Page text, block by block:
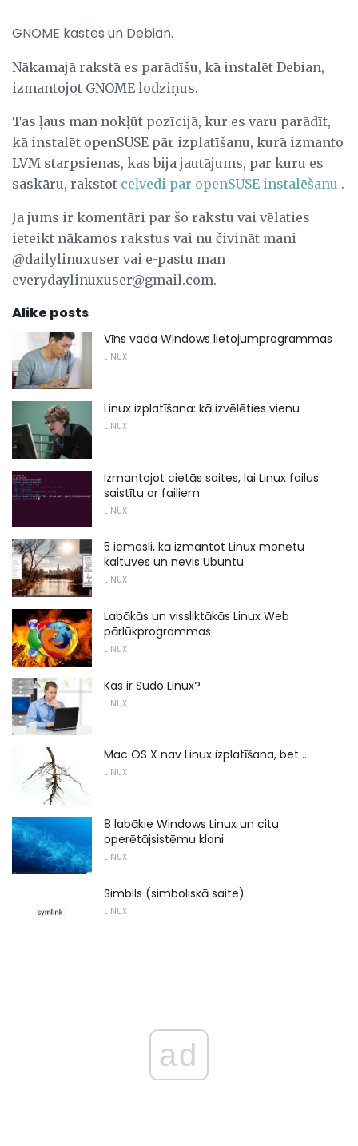
GNOME kastes un Debian.
Nākamajā rakstā es parādīšu, kā instalēt Debian,
izmantojot GNOME lodziņus.
Tas ļaus man nokļūt pozīcijā, kur es varu parādīt,
kā instalēt openSUSE pār izplatīšanu, kurā izmanto
LVM starpsienas, kas bija jautājums, par kuru es
saskāru, rakstot ceļvedi par openSUSE instalēšanu .
Ja jums ir komentāri par šo rakstu vai vēlaties
ieteikt nākamos rakstus vai nu čivināt mani
@dailylinuxuser vai e-pastu man
everydaylinuxuser@gmail.com.
Alike posts
Vīns vada Windows lietojumprogrammas
LINUX
Linux izplatīšana: kā izvēlēties vienu
LINUX
Izmantojot cietās saites, lai Linux failus
saistītu ar failiem
LINUX
5 iemesli, kā izmantot Linux monētu
kaltuves un nevis Ubuntu
LINUX
Labākās un vissliktākās Linux Web
pārlūkprogrammas
LINUX
Kas ir Sudo Linux?
LINUX
Mac OS X nav Linux izplatīšana, bet ...
LINUX
8 labākie Windows Linux un citu
operētājsistēmu kloni
LINUX
Simbils (simboliskā saite)
LINUX
ad